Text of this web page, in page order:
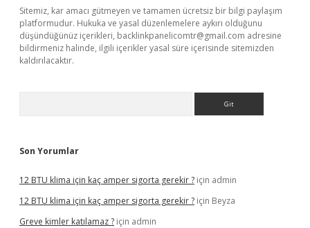
Sitemiz, kar amacı gütmeyen ve tamamen ücretsiz bir bilgi paylaşım
platformudur. Hukuka ve yasal düzenlemelere aykırı olduğunu
düşündüğünüz içerikleri, backlinkpanelicomtr@gmail.com adresine
bildirmeniz halinde, ilgili içerikler yasal süre içerisinde sitemizden
kaldırılacaktır.
Son Yorumlar
12 BTU klima için kaç amper sigorta gerekir ? için admin
12 BTU klima için kaç amper sigorta gerekir ? için Beyza
Greve kimler katılamaz ? için admin